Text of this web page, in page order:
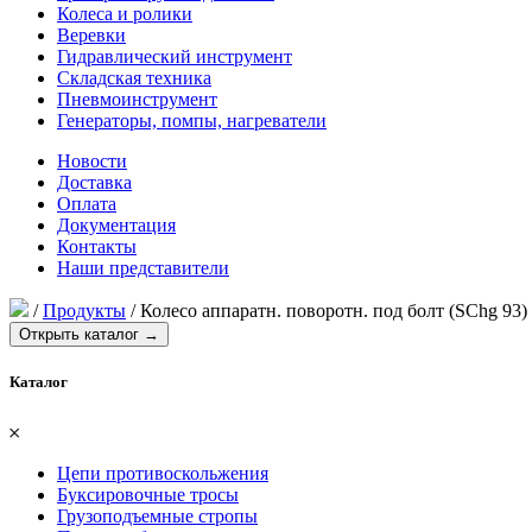
Колеса и ролики
Веревки
Гидравлический инструмент
Складская техника
Пневмоинструмент
Генераторы, помпы, нагреватели
Новости
Доставка
Оплата
Документация
Контакты
Наши представители
/Продукты /Колесо аппаратн. поворотн. под болт (SChg
Открыть каталог →
Каталог
𐄂
Цепи противоскольжения
Буксировочные тросы
Грузоподъемные стропы